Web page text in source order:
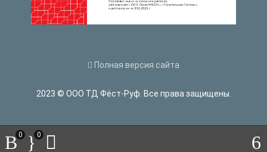
Полная версия сайта
2023 © ООО ТД Фёст-Руф. Все права защищены.
0 0